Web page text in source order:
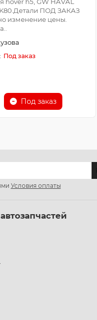
K80.Детали ПОД ЗАКАЗ
изменение цены.
Под заказ
Под заказ
Условия оплаты